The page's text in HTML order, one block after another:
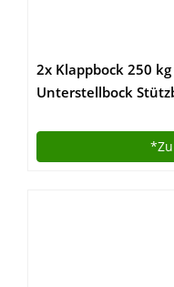
2x Klappbock 250
Unterstellbock